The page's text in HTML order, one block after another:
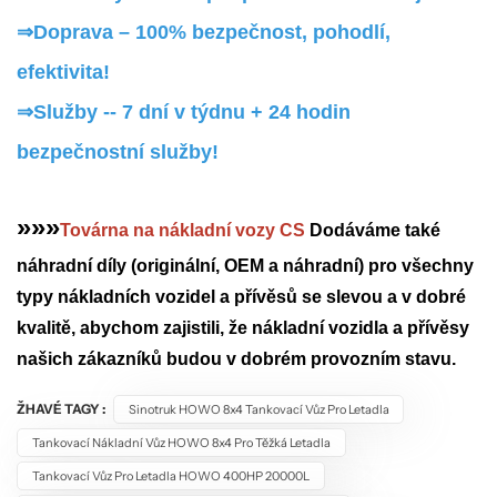
⇒Doprava – 100% bezpečnost, pohodlí,
efektivita!
⇒Služby -- 7 dní v týdnu + 24 hodin
bezpečnostní služby!
»»»Továrna na nákladní vozy CS Dodáváme také
náhradní díly (originální, OEM a náhradní) pro všechny
typy nákladních vozidel a přívěsů se slevou a v dobré
kvalitě, abychom zajistili, že nákladní vozidla a přívěsy
našich zákazníků budou v dobrém provozním stavu.
ŽHAVÉ TAGY : Sinotruk HOWO 8x4 Tankovací Vůz Pro Letadla
Tankovací Nákladní Vůz HOWO 8x4 Pro Těžká Letadla
Tankovací Vůz Pro Letadla HOWO 400HP 20000L